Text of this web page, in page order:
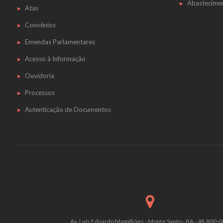
Atas
Convênios
Emendas Parlamentares
Acesso à Informação
Ouvidoria
Processos
Autenticação de Documentos
Av. Luís Eduardo Magalhães - Monte Santo - BA - 48.800-